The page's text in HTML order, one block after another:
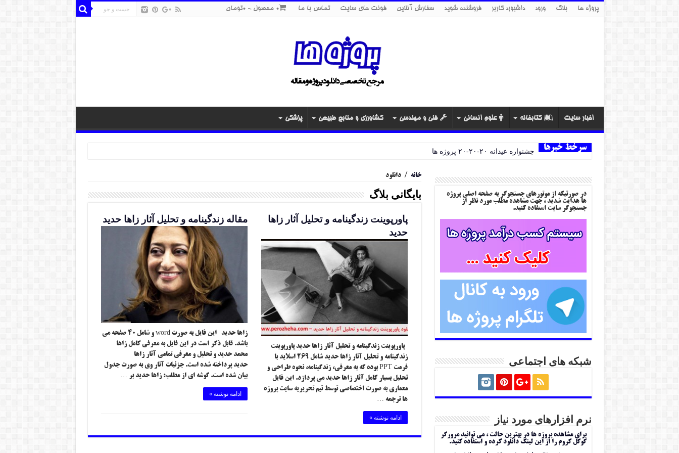
پروژه ها بلاگ ورود داشبورد کاربر فروشنده شوید سفارش آنلاین فونت های سایت تماس با ما 0 محصول 0تومان
اخبار سایت کتابخانه علوم انسانی فنی و مهندسی کشاورزی و منابع طبیعی پزشکی
سرخط خبرها جشنواره عیدانه ۲۰-۲۰-۲۰ پروژه ها
خانه / دانلود
بایگانی بلاگ
پاورپوینت زندگینامه و تحلیل آثار زاها
حدید
پاورپوینت زندگینامه و تحلیل آثار زاها حدید پاورپوینت
زندگینامه و تحلیل آثار زاها حدید شامل ۲۶۹ اسلاید با
فرمت PPT بوده که به معرفی، زندگینامه، نحوه طراحی و
تحلیل بسیار کامل آثار زاها حدید می پردازد. این فایل
معماری به صورت اختصاصی توسط تیم تحریریه سایت پروژه
ها ترجمه …
ادامه نوشته »
مقاله زندگینامه و تحلیل آثار زاها حدید
زاها حدید این فایل به صورت word و شامل ۴۰ صفحه می
باشد. قابل ذکر است در این فایل به معرفی کامل زاها
محمد حدید و تحلیل و معرفی تمامی آثار زاها
حدید پرداخته شده است. جزئیات آثار وی به صورت جدول
بیان شده است. گوشه ای از مطلب: زاها حدید بر …
ادامه نوشته »
در صورتیکه از موتورهای جستجوگر به صفحه اصلی پروژه
ها هدایت شدید ، جهت مشاهده مطلب مورد نظر از
جستجوگر سایت استفاده کنید.
شبکه های اجتماعی
نرم افزارهای مورد نیاز
برای مشاهده پروژه ها در بهترین حالت ، می توانید مرورگر
گوگل کروم را از این لینک دانلود کرده و استفاده کنید.